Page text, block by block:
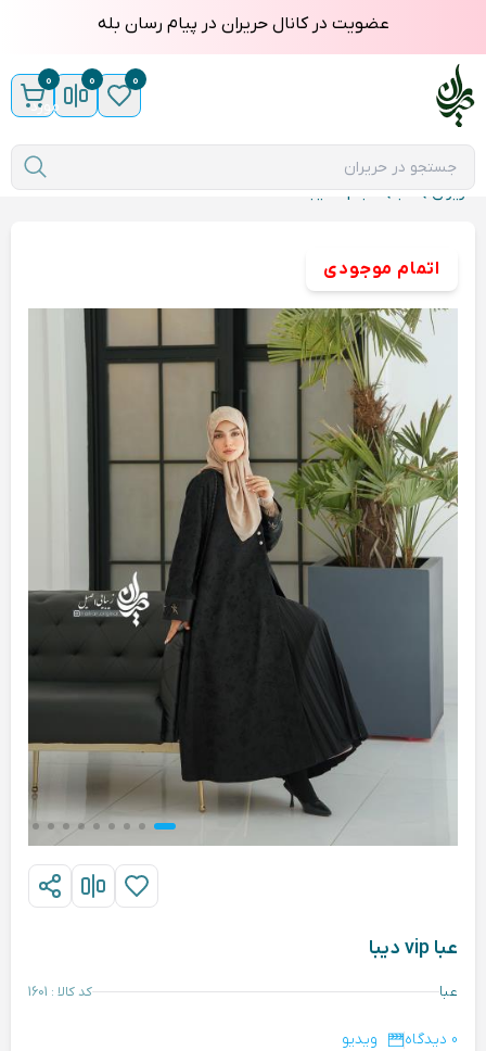
عضویت در کانال حریران در پیام رسان بله
0
0
0
مورد
حریران عبا عبا vip دیبا
اتمام موجودی
عبا vip دیبا
عبا کد کالا : 1601
0 دیدگاه ویدیو